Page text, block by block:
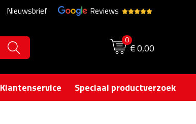
Nieuwsbrief Reviews
0
€ 0,00
Klantenservice Speciaal productverzoek